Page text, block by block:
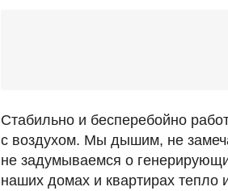
Стабильно и бесперебойно
с воздухом. Мы дышим, не
не задумываемся о
наших домах и квартирах тепло